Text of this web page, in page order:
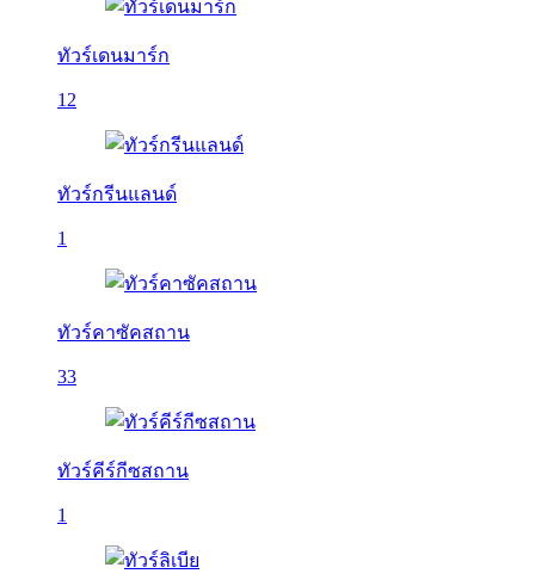
ทัวร์เดนมาร์ก
12
ทัวร์กรีนแลนด์
1
ทัวร์คาซัคสถาน
33
ทัวร์คีร์กีซสถาน
1